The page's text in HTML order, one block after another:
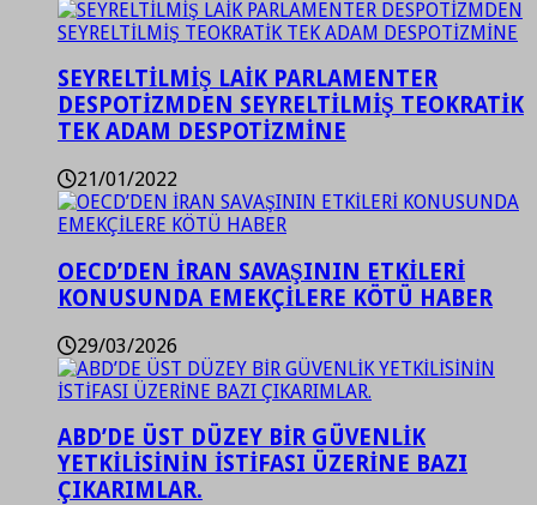
SEYRELTİLMİŞ LAİK PARLAMENTER
DESPOTİZMDEN SEYRELTİLMİŞ TEOKRATİK
TEK ADAM DESPOTİZMİNE
21/01/2022
OECD’DEN İRAN SAVAŞININ ETKİLERİ
KONUSUNDA EMEKÇİLERE KÖTÜ HABER
29/03/2026
ABD’DE ÜST DÜZEY BİR GÜVENLİK
YETKİLİSİNİN İSTİFASI ÜZERİNE BAZI
ÇIKARIMLAR.